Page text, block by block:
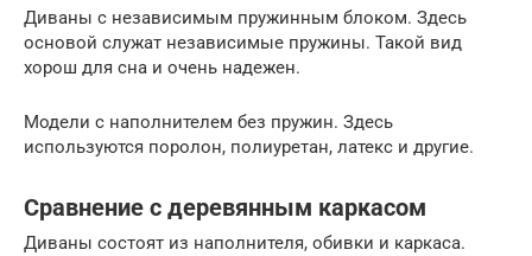
Диваны с независимым пружинным блоком. Здесь
основой служат независимые пружины. Такой вид
хорош для сна и очень надежен.
Модели с наполнителем без пружин. Здесь
используются поролон, полиуретан, латекс и другие.
Сравнение с деревянным каркасом
Диваны состоят из наполнителя, обивки и каркаса.